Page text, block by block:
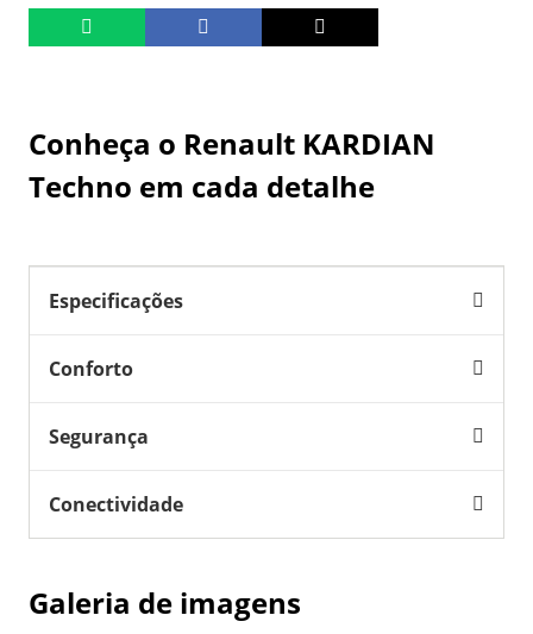
Conheça o Renault KARDIAN
Techno em cada detalhe
Especificações
Conforto
Segurança
Conectividade
Galeria de imagens